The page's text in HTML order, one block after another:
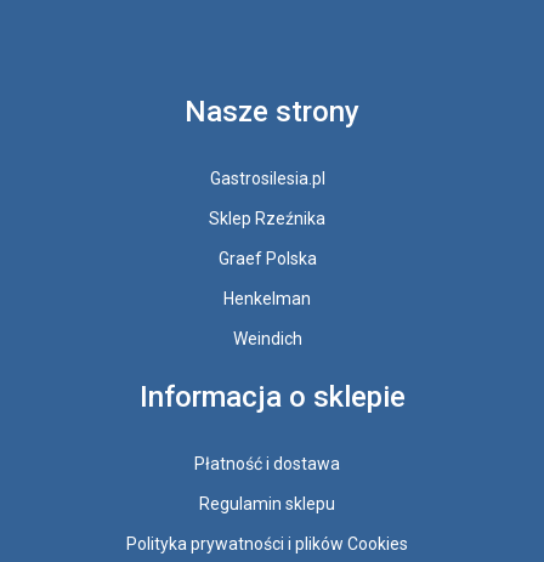
Nasze strony
Gastrosilesia.pl
Sklep Rzeźnika
Graef Polska
Henkelman
Weindich
Informacja o sklepie
Płatność i dostawa
Regulamin sklepu
Polityka prywatności i plików Cookies